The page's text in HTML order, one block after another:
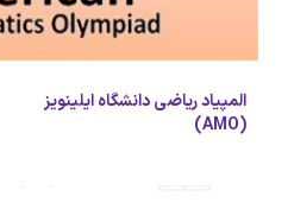
المپیاد ریاضی دانشگاه ایلینویز
(AMO)